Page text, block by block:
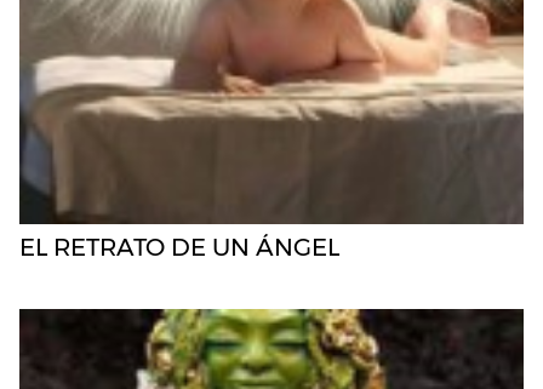
EL RETRATO DE UN ÁNGEL